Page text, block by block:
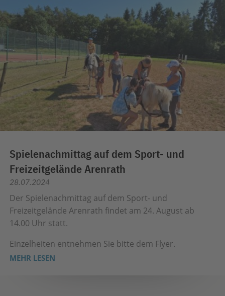
Spielenachmittag auf dem Sport- und
Freizeitgelände Arenrath
28.07.2024
Der Spielenachmittag auf dem Sport- und
Freizeitgelände Arenrath findet am 24. August ab
14.00 Uhr statt.
Einzelheiten entnehmen Sie bitte dem Flyer.
MEHR LESEN